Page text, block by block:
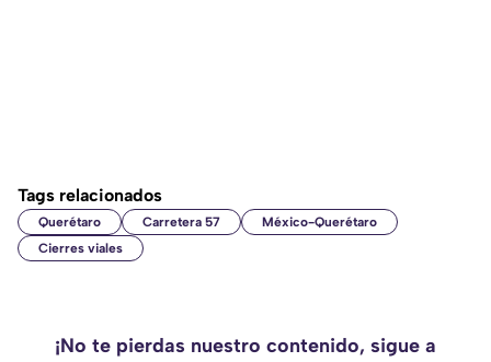
Tags relacionados
Querétaro Carretera 57
México-Querétaro
Cierres viales
¡No te pierdas nuestro contenido, sigue a